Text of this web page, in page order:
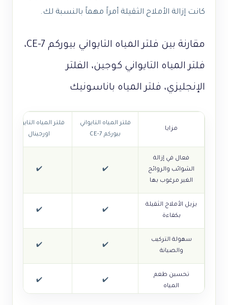
كانت إزالة الأملاح الثقيلة أمراً مهماً بالنسبة لك.
مقارنة بين فلتر المياه التايواني بيوركم CE-7،
فلتر المياه التايواني كوجين، الفلتر
الإنجليزي، فلتر المياه باناسونيك
مزايا
فلتر المياه التايواني
بيوركم CE-7
فلتر المياه التايواني
اورجينال
فعال في إزالة
الشوائب والروائح
الغير مرغوب بها
✔️
✔️
يزيل الأملاح الثقيلة
بكفاءة
✔️
✔️
سهولة التركيب
والصيانة
✔️
✔️
تحسين طعم
المياه
✔️
✔️